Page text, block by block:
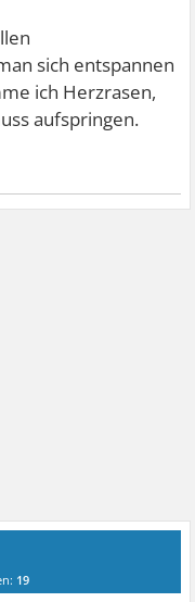
sich entspannen
ich Herzrasen,
aufspringen.
19